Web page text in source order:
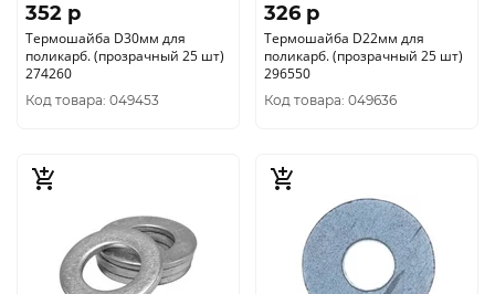
352 p
Термошайба D30мм для
поликарб. (прозрачный 25 шт)
274260
Код товара: 049453
326 p
Термошайба D22мм для
поликарб. (прозрачный 25 шт)
296550
Код товара: 049636